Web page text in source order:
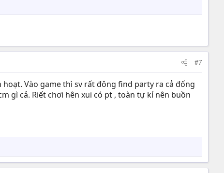
#7
Vào game thì sv rất đông find party ra cả đống
gì cả. Riết chơi hên xui có pt , toàn tự kỉ nên buồn